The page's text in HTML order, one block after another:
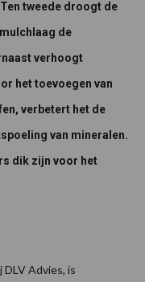
tweede droogt de
de
verhoogt
het toevoegen van
verbetert het de
van mineralen.
dik zijn voor het
Advies, is